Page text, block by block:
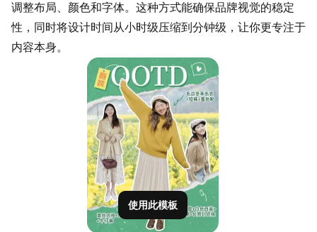
调整布局、颜色和字体。这种方式能确保品牌视觉的稳定
性，同时将设计时间从小时级压缩到分钟级，让你更专注于
内容本身。
使用此模板